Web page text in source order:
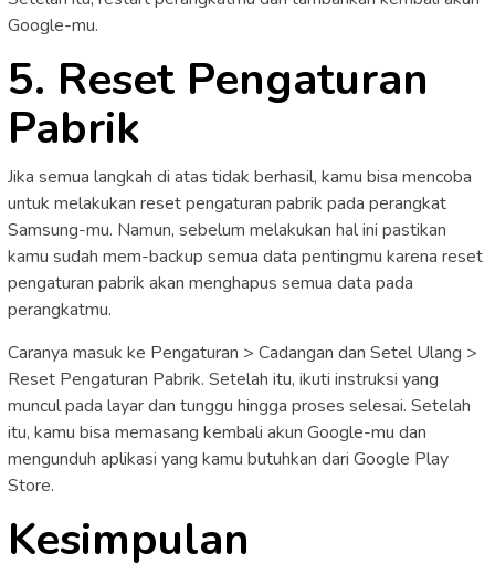
Google-mu.
5. Reset Pengaturan
Pabrik
Jika semua langkah di atas tidak berhasil, kamu bisa mencoba
untuk melakukan reset pengaturan pabrik pada perangkat
Samsung-mu. Namun, sebelum melakukan hal ini pastikan
kamu sudah mem-backup semua data pentingmu karena reset
pengaturan pabrik akan menghapus semua data pada
perangkatmu.
Caranya masuk ke Pengaturan > Cadangan dan Setel Ulang >
Reset Pengaturan Pabrik. Setelah itu, ikuti instruksi yang
muncul pada layar dan tunggu hingga proses selesai. Setelah
itu, kamu bisa memasang kembali akun Google-mu dan
mengunduh aplikasi yang kamu butuhkan dari Google Play
Store.
Kesimpulan